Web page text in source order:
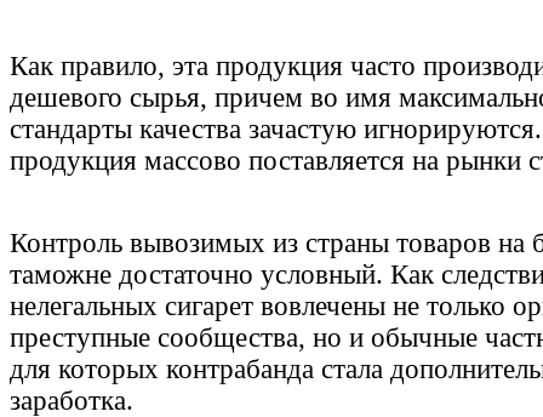
Как правило, эта продукция часто
дешевого сырья, причем во имя
стандарты качества зачастую
продукция массово поставляется на рынки
Контроль вывозимых из страны товаров на
таможне достаточно условный. Как
нелегальных сигарет вовлечены не только
преступные сообщества, но и обычные
для которых контрабанда стала
заработка.